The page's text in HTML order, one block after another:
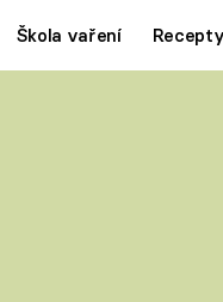
Škola vaření